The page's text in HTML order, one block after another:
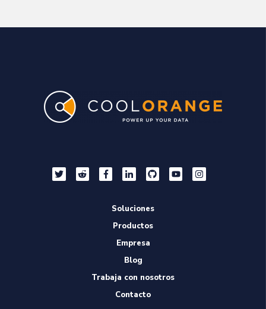
Soluciones
Productos
Empresa
Blog
Trabaja con nosotros
Contacto